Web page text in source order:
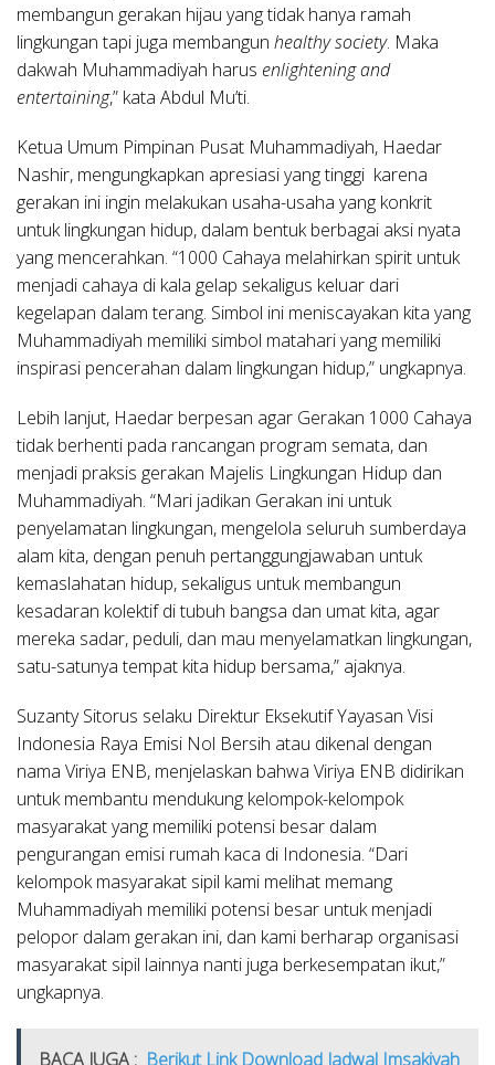
membangun gerakan hijau yang tidak hanya ramah
lingkungan tapi juga membangun healthy society. Maka
dakwah Muhammadiyah harus enlightening and
entertaining,” kata Abdul Mu’ti.
Ketua Umum Pimpinan Pusat Muhammadiyah, Haedar
Nashir, mengungkapkan apresiasi yang tinggi karena
gerakan ini ingin melakukan usaha-usaha yang konkrit
untuk lingkungan hidup, dalam bentuk berbagai aksi nyata
yang mencerahkan. “1000 Cahaya melahirkan spirit untuk
menjadi cahaya di kala gelap sekaligus keluar dari
kegelapan dalam terang. Simbol ini meniscayakan kita yang
Muhammadiyah memiliki simbol matahari yang memiliki
inspirasi pencerahan dalam lingkungan hidup,” ungkapnya.
Lebih lanjut, Haedar berpesan agar Gerakan 1000 Cahaya
tidak berhenti pada rancangan program semata, dan
menjadi praksis gerakan Majelis Lingkungan Hidup dan
Muhammadiyah. “Mari jadikan Gerakan ini untuk
penyelamatan lingkungan, mengelola seluruh sumberdaya
alam kita, dengan penuh pertanggungjawaban untuk
kemaslahatan hidup, sekaligus untuk membangun
kesadaran kolektif di tubuh bangsa dan umat kita, agar
mereka sadar, peduli, dan mau menyelamatkan lingkungan,
satu-satunya tempat kita hidup bersama,” ajaknya.
Suzanty Sitorus selaku Direktur Eksekutif Yayasan Visi
Indonesia Raya Emisi Nol Bersih atau dikenal dengan
nama Viriya ENB, menjelaskan bahwa Viriya ENB didirikan
untuk membantu mendukung kelompok-kelompok
masyarakat yang memiliki potensi besar dalam
pengurangan emisi rumah kaca di Indonesia. “Dari
kelompok masyarakat sipil kami melihat memang
Muhammadiyah memiliki potensi besar untuk menjadi
pelopor dalam gerakan ini, dan kami berharap organisasi
masyarakat sipil lainnya nanti juga berkesempatan ikut,”
ungkapnya.
BACA JUGA : Berikut Link Download Jadwal Imsakiyah